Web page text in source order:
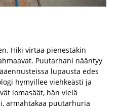
Hiki virtaa pienestäkin
Puutarhani nääntyy
lupausta edes
hymyillee viehkeästi ja
lomasäät, hän vielä
armahtakaa puutarhuria